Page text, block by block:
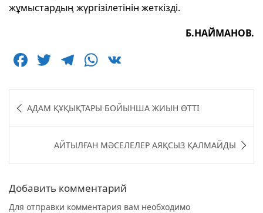
жұмыстардың жүргізілетінін жеткізді.
Б.НАЙМАНОВ.
F
c
e
b
o
k
T
itt
er
T
e
g
ra
m
W
at
s
A
p
p
по
записям
АДАМ ҚҰҚЫҚТАРЫ БОЙЫНША ЖИЫН ӨТТІ
АЙТЫЛҒАН МӘСЕЛЕЛЕР АЯҚСЫЗ ҚАЛМАЙДЫ
Добавить комментарий
Для отправки комментария вам необходимо